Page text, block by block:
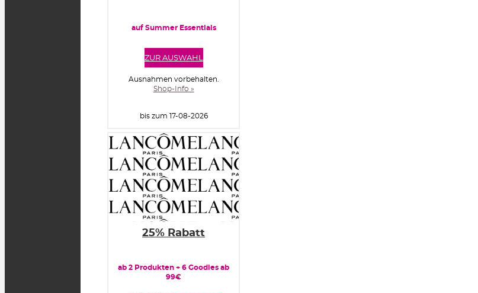
auf Summer Essentials
ZUR AUSWAHL
Ausnahmen vorbehalten.
Shop-Info »
bis zum 17-08-2026
25% Rabatt
ab 2 Produkten + 6 Goodies ab
99€